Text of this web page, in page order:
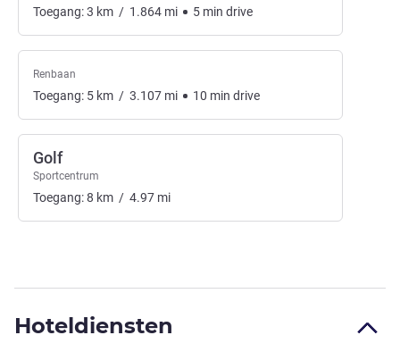
Toegang:3 km / 1.864 mi 5 min drive
Renbaan
Toegang: 5 km / 3.107 mi 10 min drive
Golf
Sportcentrum
Toegang:8 km / 4.97 mi
Hoteldiensten